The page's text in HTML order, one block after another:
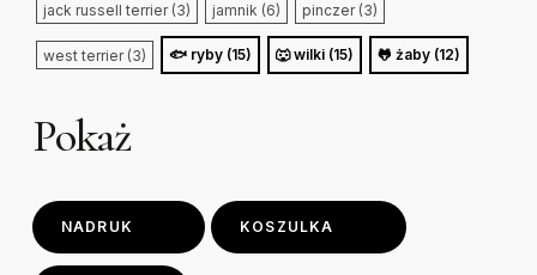
jack russell terrier (3) jamnik (6) pinczer (3)
west terrier (3) 🐟 ryby (15) 🐺 wilki (15) 🐸 żaby (12)
Pokaż
NADRUK KOSZULKA